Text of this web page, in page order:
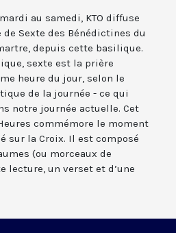
au samedi, KTO diffuse
de Sexte des Bénédictines du
depuis cette basilique.
sexte est la prière
heure du jour, selon le
de la journée - ce qui
notre journée actuelle. Cet
commémore le moment
sur la Croix. Il est composé
(ou morceaux de
lecture, un verset et d’une